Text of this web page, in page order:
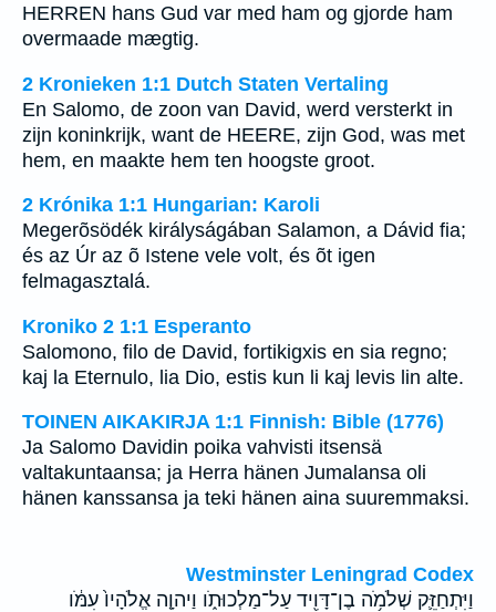
HERREN hans Gud var med ham og gjorde ham
overmaade mægtig.
2 Kronieken 1:1 Dutch Staten Vertaling
En Salomo, de zoon van David, werd versterkt in
zijn koninkrijk, want de HEERE, zijn God, was met
hem, en maakte hem ten hoogste groot.
2 Krónika 1:1 Hungarian: Karoli
Megerõsödék királyságában Salamon, a Dávid fia;
és az Úr az õ Istene vele volt, és õt igen
felmagasztalá.
Kroniko 2 1:1 Esperanto
Salomono, filo de David, fortikigxis en sia regno;
kaj la Eternulo, lia Dio, estis kun li kaj levis lin alte.
TOINEN AIKAKIRJA 1:1 Finnish: Bible (1776)
Ja Salomo Davidin poika vahvisti itsensä
valtakuntaansa; ja Herra hänen Jumalansa oli
hänen kanssansa ja teki hänen aina suuremmaksi.
Westminster Leningrad Codex
וַיִּתְחַזֵּ֛ק שְׁלֹמֹ֥ה בֶן־דָּוִ֖יד עַל־מַלְכוּתֹ֑ו וַיהוָ֤ה אֱלֹהָיו֙ עִמֹּ֔ו